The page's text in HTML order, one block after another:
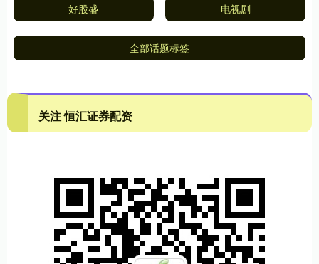
好股盛 电视剧
全部话题标签
关注 恒汇证券配资